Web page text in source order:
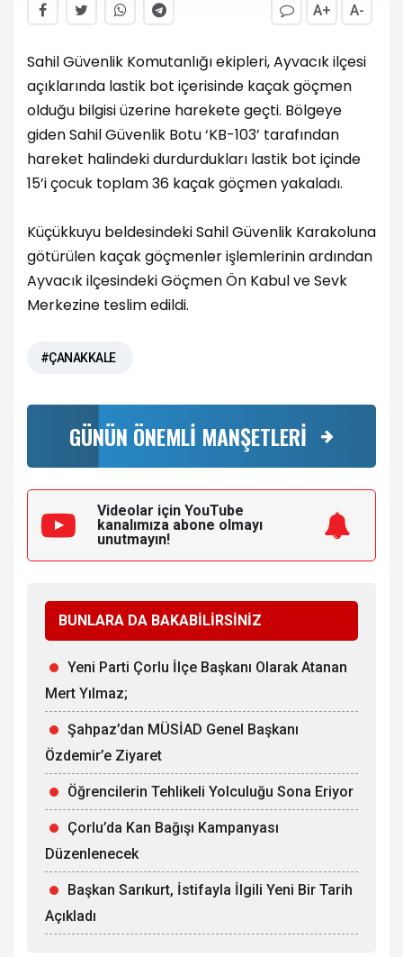
A+ A-
Sahil Güvenlik Komutanlığı ekipleri, Ayvacık ilçesi
açıklarında lastik bot içerisinde kaçak göçmen
olduğu bilgisi üzerine harekete geçti. Bölgeye
giden Sahil Güvenlik Botu ‘KB-103’ tarafından
hareket halindeki durdurdukları lastik bot içinde
15’i çocuk toplam 36 kaçak göçmen yakaladı.
Küçükkuyu beldesindeki Sahil Güvenlik Karakoluna
götürülen kaçak göçmenler işlemlerinin ardından
Ayvacık ilçesindeki Göçmen Ön Kabul ve Sevk
Merkezine teslim edildi.
#ÇANAKKALE
GÜNÜN ÖNEMLİ MANŞETLERİ
Videolar için YouTube
kanalımıza abone olmayı
unutmayın!
BUNLARA DA BAKABİLİRSİNİZ
Yeni Parti Çorlu İlçe Başkanı Olarak Atanan
Mert Yılmaz;
Şahpaz’dan MÜSİAD Genel Başkanı
Özdemir’e Ziyaret
Öğrencilerin Tehlikeli Yolculuğu Sona Eriyor
Çorlu’da Kan Bağışı Kampanyası
Düzenlenecek
Başkan Sarıkurt, İstifayla İlgili Yeni Bir Tarih
Açıkladı